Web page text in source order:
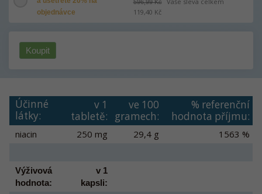
objednávce
596,99 Kč
119,40 Kč
Koupit
Účinné
látky:
v 1
tabletě:
ve 100
gramech:
% referenční
hodnota příjmu:
niacin 250 mg 29,4 g 1563 %
Výživová
hodnota:
v 1
kapsli: